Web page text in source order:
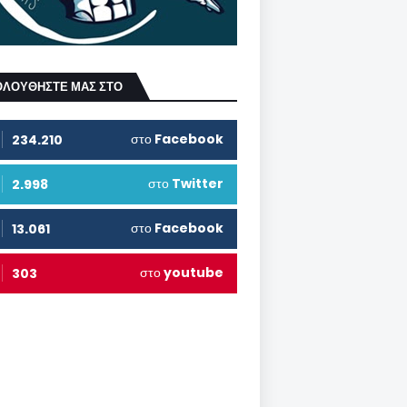
ΜΑΣ ΣΤΟ
234.210 στο Facebook
2.998 στο Twitter
13.061 στο Facebook
303 στοyoutube